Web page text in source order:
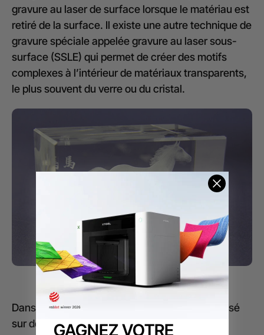
gravure au laser de surface lorsque le matériau est
retiré de la surface. Il existe une autre technique de
gravure spéciale appelée gravure au laser sous-
surface (SSLE) qui permet de créer des motifs
complexes à l’intérieur de matériaux transparents,
le plus souvent du verre ou du cristal.
Horse Bubblegram ©RFHLaser
Dans ce processus, le faisceau laser est focalisé
sur des points spécifiques du matériau. À ces
GAGNEZ VOTRE